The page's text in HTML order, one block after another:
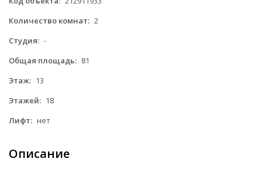
Количество комнат: 2
Студия: -
Общая площадь: 81
Этаж: 13
Этажей: 18
Лифт: нет
Описание